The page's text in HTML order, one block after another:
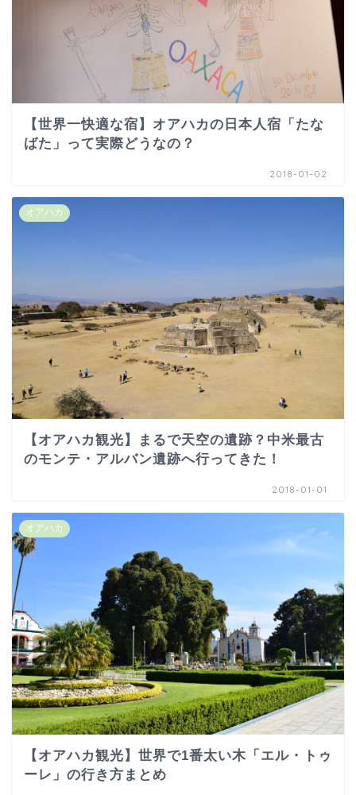
【世界一快適な宿】オアハカの日本人宿「たな
ばた」って実際どうなの？
2018-01-02
オアハカ
【オアハカ観光】まるで天空の遺跡？中米最古
のモンテ・アルバン遺跡へ行ってきた！
2018-01-01
オアハカ
【オアハカ観光】世界で1番太い木「エル・トゥ
ーレ」の行き方まとめ